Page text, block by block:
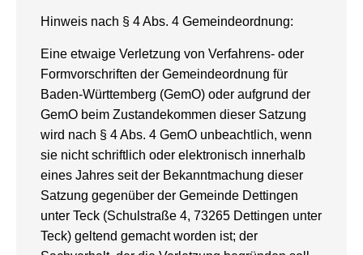
Hinweis nach § 4 Abs. 4 Gemeindeordnung:
Eine etwaige Verletzung von Verfahrens- oder
Formvorschriften der Gemeindeordnung für
Baden-Württemberg (GemO) oder aufgrund der
GemO beim Zustandekommen dieser Satzung
wird nach § 4 Abs. 4 GemO unbeachtlich, wenn
sie nicht schriftlich oder elektronisch innerhalb
eines Jahres seit der Bekanntmachung dieser
Satzung gegenüber der Gemeinde Dettingen
unter Teck (Schulstraße 4, 73265 Dettingen unter
Teck) geltend gemacht worden ist; der